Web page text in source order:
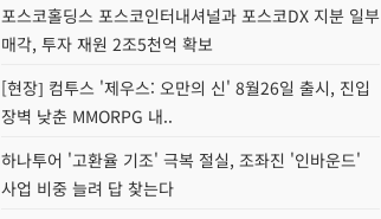
포스코홀딩스 포스코인터내셔널과 포스코DX 지분 일부
매각, 투자 재원 2조5천억 확보
[현장] 컴투스 '제우스: 오만의 신' 8월26일 출시, 진입
장벽 낮춘 MMORPG 내..
하나투어 '고환율 기조' 극복 절실, 조좌진 '인바운드'
사업 비중 늘려 답 찾는다